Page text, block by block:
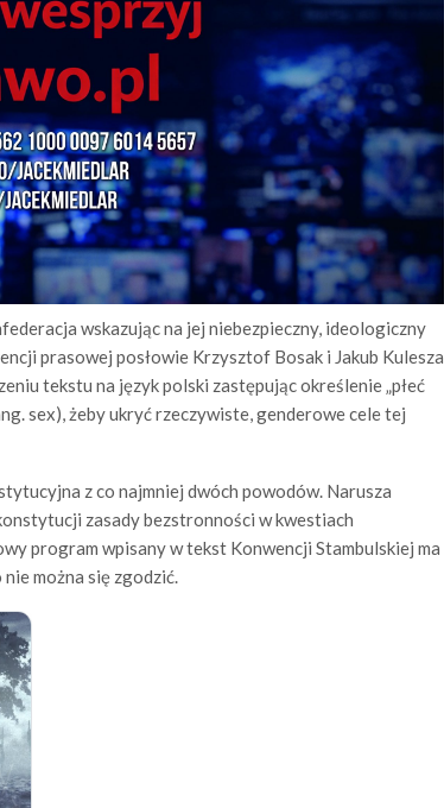
wskazując na jej niebezpieczny, ideologiczny
prasowej posłowie Krzysztof Bosak i Jakub Kulesza
tekstu na język polski zastępując określenie „płeć
sex), żeby ukryć rzeczywiste, genderowe cele tej
z co najmniej dwóch powodów. Narusza
zasady bezstronności w kwestiach
program wpisany w tekst Konwencji Stambulskiej ma
można się zgodzić.